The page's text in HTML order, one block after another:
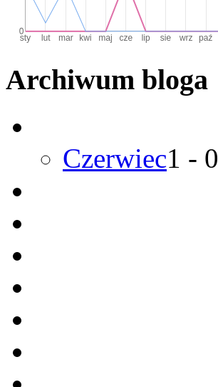
Archiwum bloga
Czerwiec1 - 0